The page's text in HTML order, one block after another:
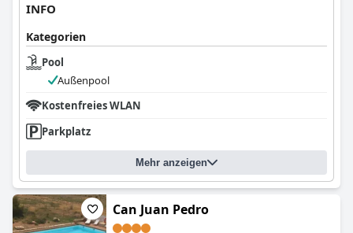
INFO
Kategorien
Pool
Außenpool
Kostenfreies WLAN
Parkplatz
Mehr anzeigen
Can Juan Pedro